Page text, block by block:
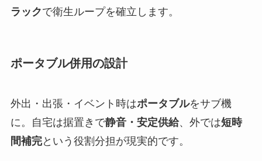
ラックで衛生ループを確立します。
ポータブル併用の設計
外出・出張・イベント時はポータブルをサブ機
に。自宅は据置きで静音・安定供給、外では短時
間補完という役割分担が現実的です。